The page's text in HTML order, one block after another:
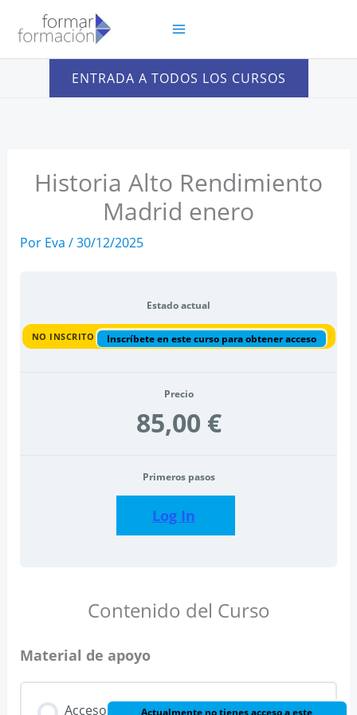
contenido
ENTRADA A TODOS LOS CURSOS
Historia Alto Rendimiento
Madrid enero
Por Eva /30/12/2025
Estado actual
NO INSCRITO Inscríbete en este curso para obtener acceso
Precio
85,00 €
Primeros pasos
Log In
Contenido del Curso
Material de apoyo
Acceso